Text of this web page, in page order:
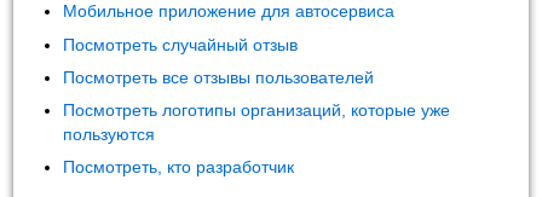
Мобильное приложение для автосервиса
Посмотреть случайный отзыв
Посмотреть все отзывы пользователей
Посмотреть логотипы организаций, которые уже
пользуются
Посмотреть, кто разработчик